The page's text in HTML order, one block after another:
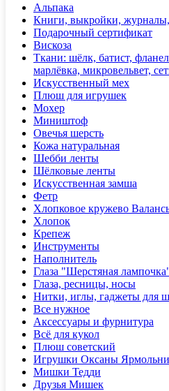
Альпака
Книги, выкройки,
Подарочный сертификат
Вискоза
Ткани: шёлк, батист,
марлёвка, микровельвет,
Искусственный мех
Плюш для игрушек
Мохер
Миништоф
Овечья шерсть
Кожа натуральная
Шебби ленты
Шёлковые ленты
Искусственная замша
Фетр
Хлопковое кружево
Хлопок
Крепеж
Инструменты
Наполнитель
Глаза "Шерстяная
Глаза, ресницы, носы
Нитки, иглы, гаджеты для
Все нужное
Аксессуары и фурнитура
Всё для кукол
Плюш советский
Игрушки Оксаны
Мишки Тедди
Друзья Мишек